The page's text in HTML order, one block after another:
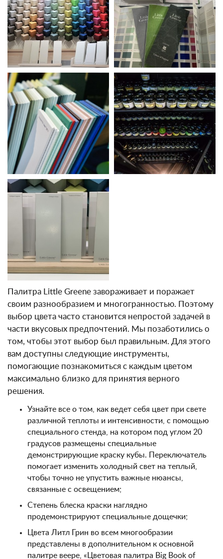
Палитра Little Greene завораживает и поражает
своим разнообразием и многогранностью. Поэтому
выбор цвета часто становится непростой задачей в
части вкусовых предпочтений. Мы позаботились о
том, чтобы этот выбор был правильным. Для этого
вам доступны следующие инструменты,
помогающие познакомиться с каждым цветом
максимально близко для принятия верного
решения.
Узнайте все о том, как ведет себя цвет при свете
различной теплоты и интенсивности, с помощью
специального стенда, на котором под углом 20
градусов размещены специальные
демонстрирующие краску кубы. Переключатель
помогает изменить холодный свет на теплый,
чтобы точно не упустить важные нюансы,
связанные с освещением;
Степень блеска краски наглядно
продемонстрируют специальные дощечки;
Цвета Литл Грин во всем многообразии
представлены в дополнительном к основной
палитре веере, «Цветовая палитра Big Book of